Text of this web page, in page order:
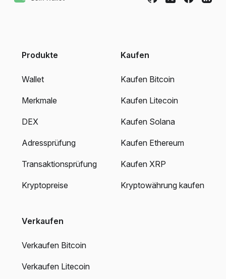
Produkte
Wallet
Merkmale
DEX
Adressprüfung
Transaktionsprüfung
Kryptopreise
Kaufen
Kaufen Bitcoin
Kaufen Litecoin
Kaufen Solana
Kaufen Ethereum
Kaufen XRP
Kryptowährung kaufen
Verkaufen
Verkaufen Bitcoin
Verkaufen Litecoin